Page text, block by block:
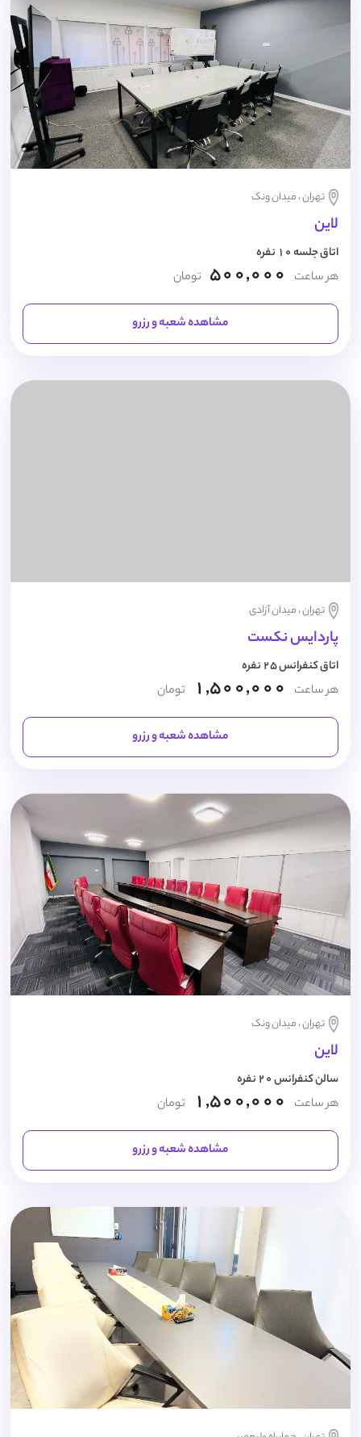
تهران ، میدان ونک
لاین
اتاق جلسه 10 نفره
هر ساعت 500,000 تومان
مشاهده شعبه و رزرو
تهران ، میدان آزادی
پاردایس نکست
اتاق کنفرانس 25 نفره
هر ساعت 1,500,000 تومان
مشاهده شعبه و رزرو
تهران ، میدان ونک
لاین
سالن کنفرانس 20 نفره
هر ساعت 1,500,000 تومان
مشاهده شعبه و رزرو